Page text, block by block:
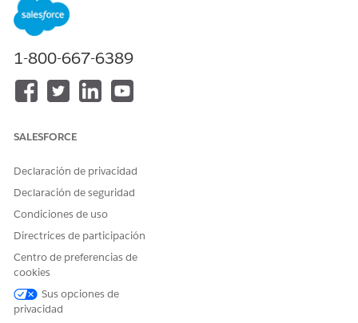
EDICIONES NECESARIAS
Unlimited
con Agentforce IT Service.
enrutamiento de OmniCanal
enrutamiento omnicanal para un incidente.
Componentes clave del enrutamiento de OmniCanal para
servicios de TI
Salesforce crea o utiliza varios componentes clave para
entregar Enrutamiento de OmniCanal. Cuando utiliza un
flujo guiado, creamos algunos de estos componentes
automáticamente para usted.
1-800-667-6389
SALESFORCE
Declaración de privacidad
Declaración de seguridad
Condiciones de uso
Directrices de participación
Centro de preferencias de
cookies
Sus opciones de
privacidad